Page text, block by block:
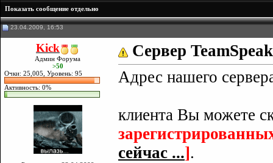
Показать сообщение отдельно
23.04.2009, 16:53
Kick
Админ Форума
>50
Очки: 25,005, Уровень: 95
Активность: 0%
Сервер
Адрес нашего
клиента Вы можете
сейчас ...].